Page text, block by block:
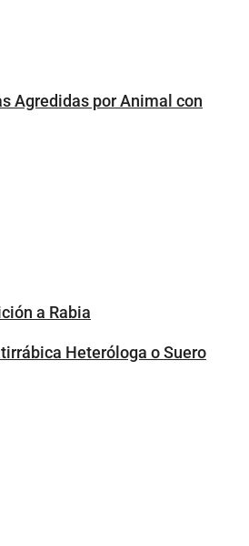
Agredidas por Animal con
a Rabia
Heteróloga o Suero